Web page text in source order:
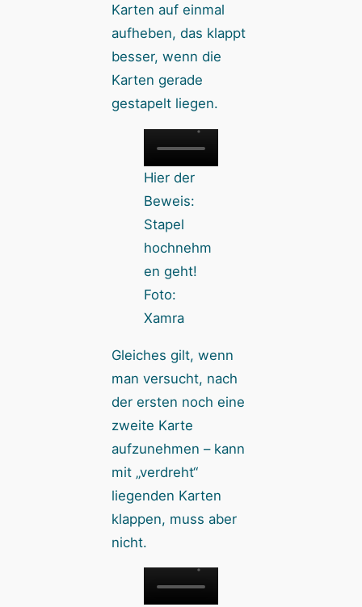
Karten auf einmal
aufheben, das klappt
besser, wenn die
Karten gerade
gestapelt liegen.
Hier der
Beweis:
Stapel
hochnehm
en geht!
Foto:
Xamra
Gleiches gilt, wenn
man versucht, nach
der ersten noch eine
zweite Karte
aufzunehmen – kann
mit „verdreht“
liegenden Karten
klappen, muss aber
nicht.